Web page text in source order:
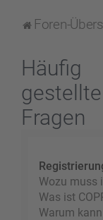
Foren-
Häufig
gestellte
Fragen
Wozu muss
Was ist
Warum